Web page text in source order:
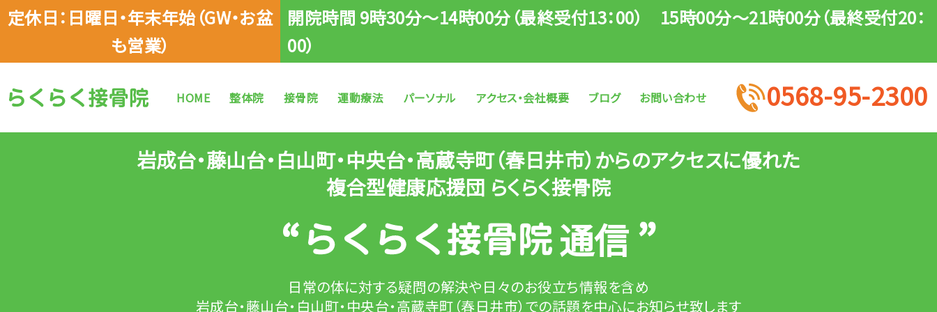
定休日：日曜日・年末年始（GW・お盆
も営業）
開院時間 9時30分～14時00分（最終受付13：00） 15時00分～21時00分（最終受付20：
00）
HOME 整体院 接骨院 運動療法 パーソナル アクセス・会社概要 ブログ お問い合わせ 0568-95-2300
岩成台・藤山台・白山町・中央台・高蔵寺町（春日井市）からのアクセスに優れた
複合型健康応援団 らくらく接骨院
“ 通信 ”
日常の体に対する疑問の解決や日々のお役立ち情報を含め
岩成台・藤山台・白山町・中央台・高蔵寺町（春日井市）での話題を中心にお知らせ致します